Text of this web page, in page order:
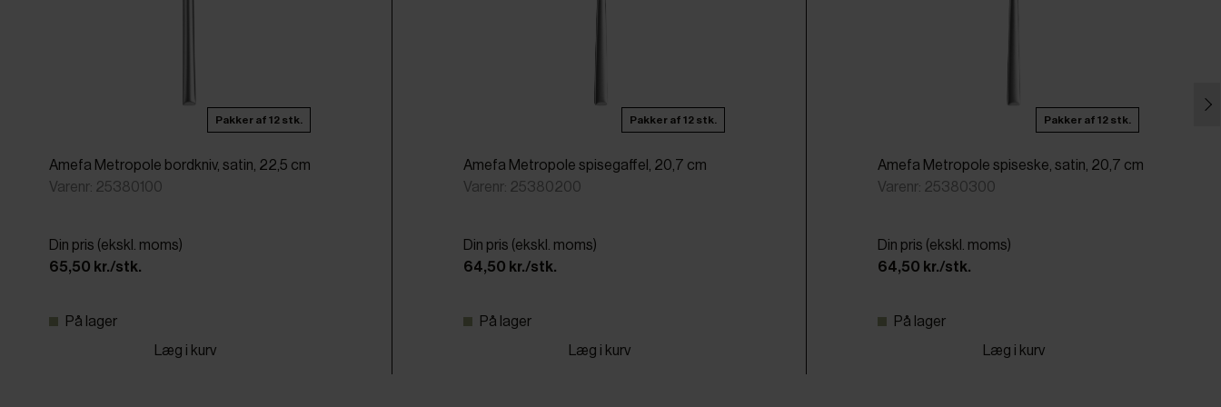
Pakker af 12 stk.
Amefa Metropole bordkniv, satin, 22,5 cm
Varenr: 25380100
Din pris (ekskl. moms)
65,50 kr./stk.
På lager
Læg i kurv
Pakker af 12 stk.
Amefa Metropole spisegaffel, 20,7 cm
Varenr: 25380200
Din pris (ekskl. moms)
64,50 kr./stk.
På lager
Læg i kurv
Pakker af 12 stk.
Amefa Metropole spiseske, satin, 20,7 cm
Varenr: 25380300
Din pris (ekskl. moms)
64,50 kr./stk.
På lager
Læg i kurv